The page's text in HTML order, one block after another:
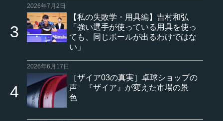
2026年7月2日
【私の失敗学・用具編】吉村和弘
「強い選手が使っている用具を使っ
ても、同じボールが出るわけではな
い」
2026年6月17日
［ザイア03の真実］卓球ショップの
声 『ザイア』が変えた市場の景
色